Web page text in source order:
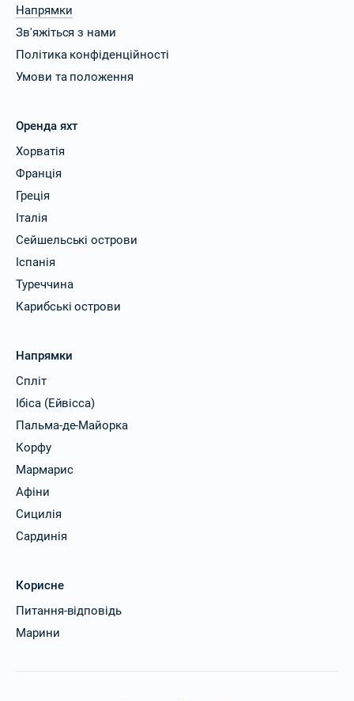
Напрямки
Зв'яжіться з нами
Політика конфіденційності
Умови та положення
Оренда яхт
Хорватія
Франція
Греція
Італія
Сейшельські острови
Іспанія
Туреччина
Карибські острови
Напрямки
Спліт
Ібіса (Ейвісса)
Пальма-де-Майорка
Корфу
Мармарис
Афіни
Сицилія
Сардинія
Корисне
Питання-відповідь
Марини